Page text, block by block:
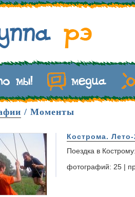
/ Моменты
Кострома. Лето-
Поездка в
фотографий: 25 |